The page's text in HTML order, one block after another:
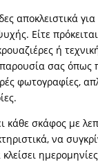
αποκλειστικά
Είτε
ή
σας όπως
φωτογραφίες,
κάθε σκάφος με
να